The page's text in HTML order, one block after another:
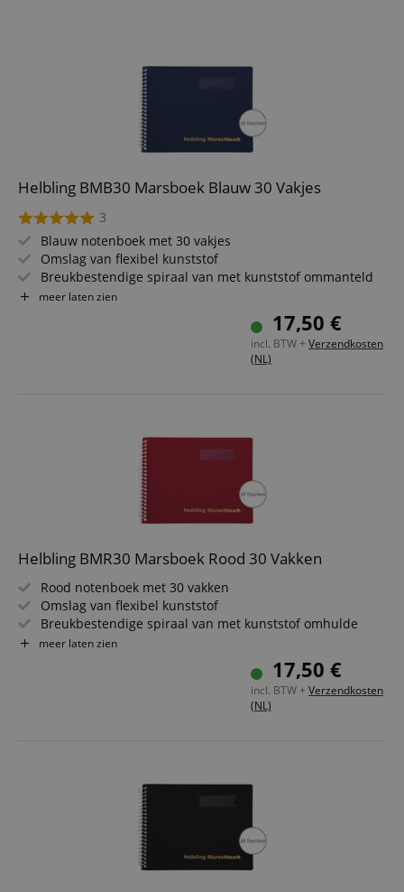
Helbling BMB30 Marsboek Blauw 30 Vakjes
3
Blauw notenboek met 30 vakjes
Omslag van flexibel kunststof
Breukbestendige spiraal van met kunststof ommanteld
draad
Insteekhoezen van antireflecterend speciaalplastic
Bescherming tegen regen door zijwaartse insteek
meer laten zien
17,50 €
incl. BTW + Verzendkosten
(NL)
Helbling BMR30 Marsboek Rood 30 Vakken
Rood notenboek met 30 vakken
Omslag van flexibel kunststof
Breukbestendige spiraal van met kunststof omhulde
draad
Insteekhoezen van blendsvrij speciaal kunststof
Regenbescherming door zijopening
meer laten zien
17,50 €
incl. BTW + Verzendkosten
(NL)